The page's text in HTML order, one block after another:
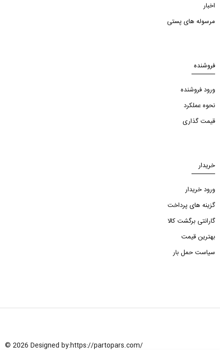
اخبار
مرسوله های پستی
فروشنده
ورود فروشنده
نحوه عملکرد
قیمت گذاری
خریدار
ورود خریدار
گزینه های پرداخت
گارانتی برگشت کالا
بهترین قیمت
سیاست حمل بار
© 2026 Designed by:https://partopars.com/